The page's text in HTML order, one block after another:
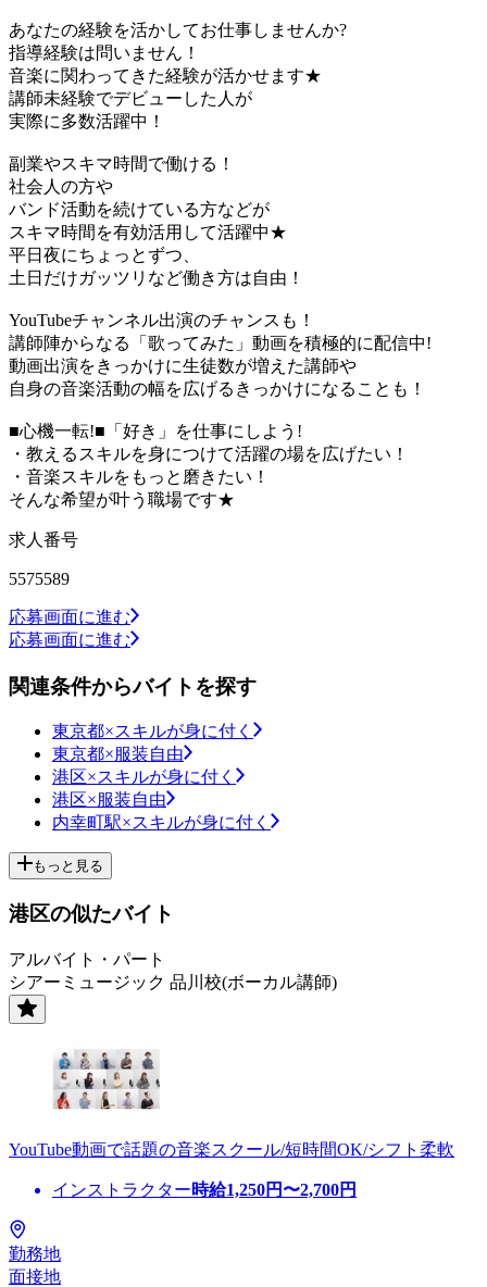
あなたの経験を活かしてお仕事しませんか?
指導経験は問いません！
音楽に関わってきた経験が活かせます★
講師未経験でデビューした人が
実際に多数活躍中！
副業やスキマ時間で働ける！
社会人の方や
バンド活動を続けている方などが
スキマ時間を有効活用して活躍中★
平日夜にちょっとずつ、
土日だけガッツリなど働き方は自由！
YouTubeチャンネル出演のチャンスも！
講師陣からなる「歌ってみた」動画を積極的に配信中!
動画出演をきっかけに生徒数が増えた講師や
自身の音楽活動の幅を広げるきっかけになることも！
■心機一転!■「好き」を仕事にしよう!
・教えるスキルを身につけて活躍の場を広げたい！
・音楽スキルをもっと磨きたい！
そんな希望が叶う職場です★
求人番号
5575589
応募画面に進む
応募画面に進む
関連条件からバイトを探す
東京都×スキルが身に付く
東京都×服装自由
港区×スキルが身に付く
港区×服装自由
内幸町駅×スキルが身に付く
もっと見る
港区の似たバイト
アルバイト・パート
シアーミュージック 品川校(ボーカル講師)
YouTube動画で話題の音楽スクール/短時間OK/シフト柔軟
インストラクター時給1,250円〜2,700円
勤務地
面接地